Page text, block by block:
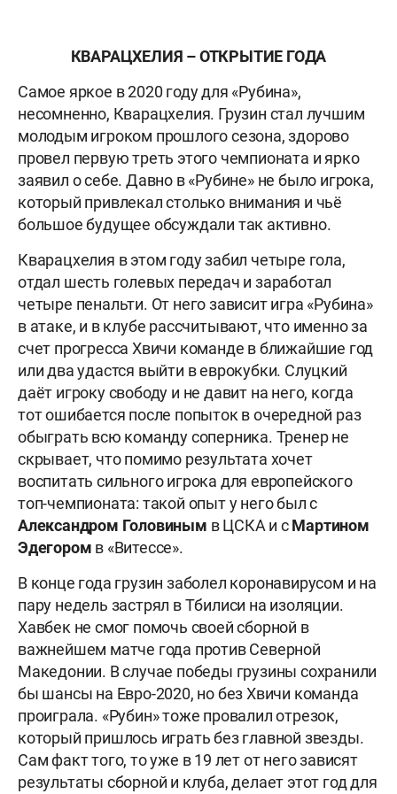
КВАРАЦХЕЛИЯ – ОТКРЫТИЕ ГОДА
Самое яркое в 2020 году для «Рубина»,
несомненно, Кварацхелия. Грузин стал лучшим
молодым игроком прошлого сезона, здорово
провел первую треть этого чемпионата и ярко
заявил о себе. Давно в «Рубине» не было игрока,
который привлекал столько внимания и чьё
большое будущее обсуждали так активно.
Кварацхелия в этом году забил четыре гола,
отдал шесть голевых передач и заработал
четыре пенальти. От него зависит игра «Рубина»
в атаке, и в клубе рассчитывают, что именно за
счет прогресса Хвичи команде в ближайшие год
или два удастся выйти в еврокубки. Слуцкий
даёт игроку свободу и не давит на него, когда
тот ошибается после попыток в очередной раз
обыграть всю команду соперника. Тренер не
скрывает, что помимо результата хочет
воспитать сильного игрока для европейского
топ-чемпионата: такой опыт у него был с
Александром Головиным в ЦСКА и сМартином
Эдегором в «Витессе».
В конце года грузин заболел коронавирусом и на
пару недель застрял в Тбилиси на изоляции.
Хавбек не смог помочь своей сборной в
важнейшем матче года против Северной
Македонии. В случае победы грузины сохранили
бы шансы на Евро-2020, но без Хвичи команда
проиграла. «Рубин» тоже провалил отрезок,
который пришлось играть без главной звезды.
Сам факт того, то уже в 19 лет от него зависят
результаты сборной и клуба, делает этот год для